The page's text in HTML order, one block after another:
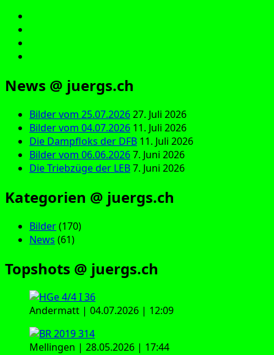
News @ juergs.ch
Bilder vom 25.07.202627. Juli 2026
Bilder vom 04.07.2026 11. Juli 2026
Die Dampfloks der DFB 11. Juli 2026
Bilder vom 06.06.20267. Juni 2026
Die Triebzüge der LEB7. Juni 2026
Kategorien @ juergs.ch
Bilder(170)
News (61)
Topshots @ juergs.ch
Andermatt | 04.07.2026 | 12:09
Mellingen | 28.05.2026 | 17:44